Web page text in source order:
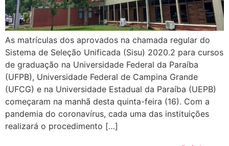
As matrículas dos aprovados na chamada regular do
Sistema de Seleção Unificada (Sisu) 2020.2 para cursos
de graduação na Universidade Federal da Paraíba
(UFPB), Universidade Federal de Campina Grande
(UFCG) e na Universidade Estadual da Paraíba (UEPB)
começaram na manhã desta quinta-feira (16). Com a
pandemia do coronavírus, cada uma das instituições
realizará o procedimento […]